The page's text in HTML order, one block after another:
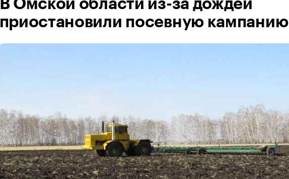
В Омской области из-за дождей
приостановили посевную кампанию